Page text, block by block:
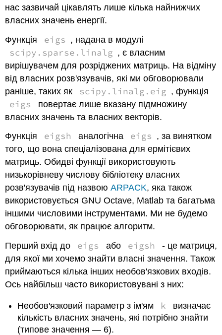
нас зазвичай цікавлять лише кілька найнижчих
власних значень енергії.
Функція
eigs , надана в модулі
scipy.sparse.linalg , є власним
вирішувачем для розріджених матриць. На відміну
від власних розв'язувачів, які ми обговорювали
раніше, таких як
scipy.linalg.eig , функція
eigs
повертає лише вказану підмножину
власних значень та власних векторів.
Функція
eigsh аналогічна eigs , за винятком
того, що вона спеціалізована для ермітієвих
матриць. Обидві функції використовують
низькорівневу числову бібліотеку власних
розв'язувачів під назвоюARPACK, яка також
використовується GNU Octave, Matlab та багатьма
іншими числовими інструментами. Ми не будемо
обговорювати, як працює алгоритм.
Перший вхід до
eigs або eigsh
- це матриця,
для якої ми хочемо знайти власні значення. Також
приймаються кілька інших необов'язкових входів.
Ось найбільш часто використовувані з них:
Необов'язковий параметр з ім'ям k
визначає
кількість власних значень, які потрібно знайти
(типове значення — 6).